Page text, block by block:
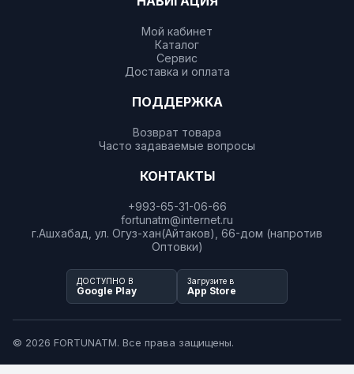
Мой кабинет
Каталог
Сервис
Доставка и оплата
ПОДДЕРЖКА
Возврат товара
Часто задаваемые вопросы
КОНТАКТЫ
+993-65-31-06-66
fortunatm@internet.ru
г.Ашхабад, ул. Огуз-хан(Айтаков), 66-дом (напротив
Оптовки)
ДОСТУПНО В
Google Play
Загрузите в
App Store
© 2026 FORTUNATM. Все права защищены.